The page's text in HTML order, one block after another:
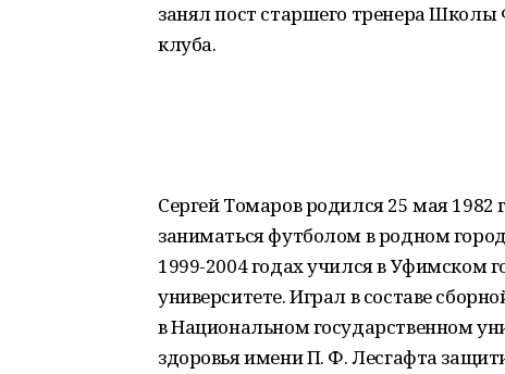
занял пост старшего тренера
клуба.
Сергей Томаров родился 25 мая
заниматься футболом в родном
1999-2004 годах учился в Уфимском
университете. Играл в составе
в Национальном государственном
здоровья имени П. Ф. Лесгафта